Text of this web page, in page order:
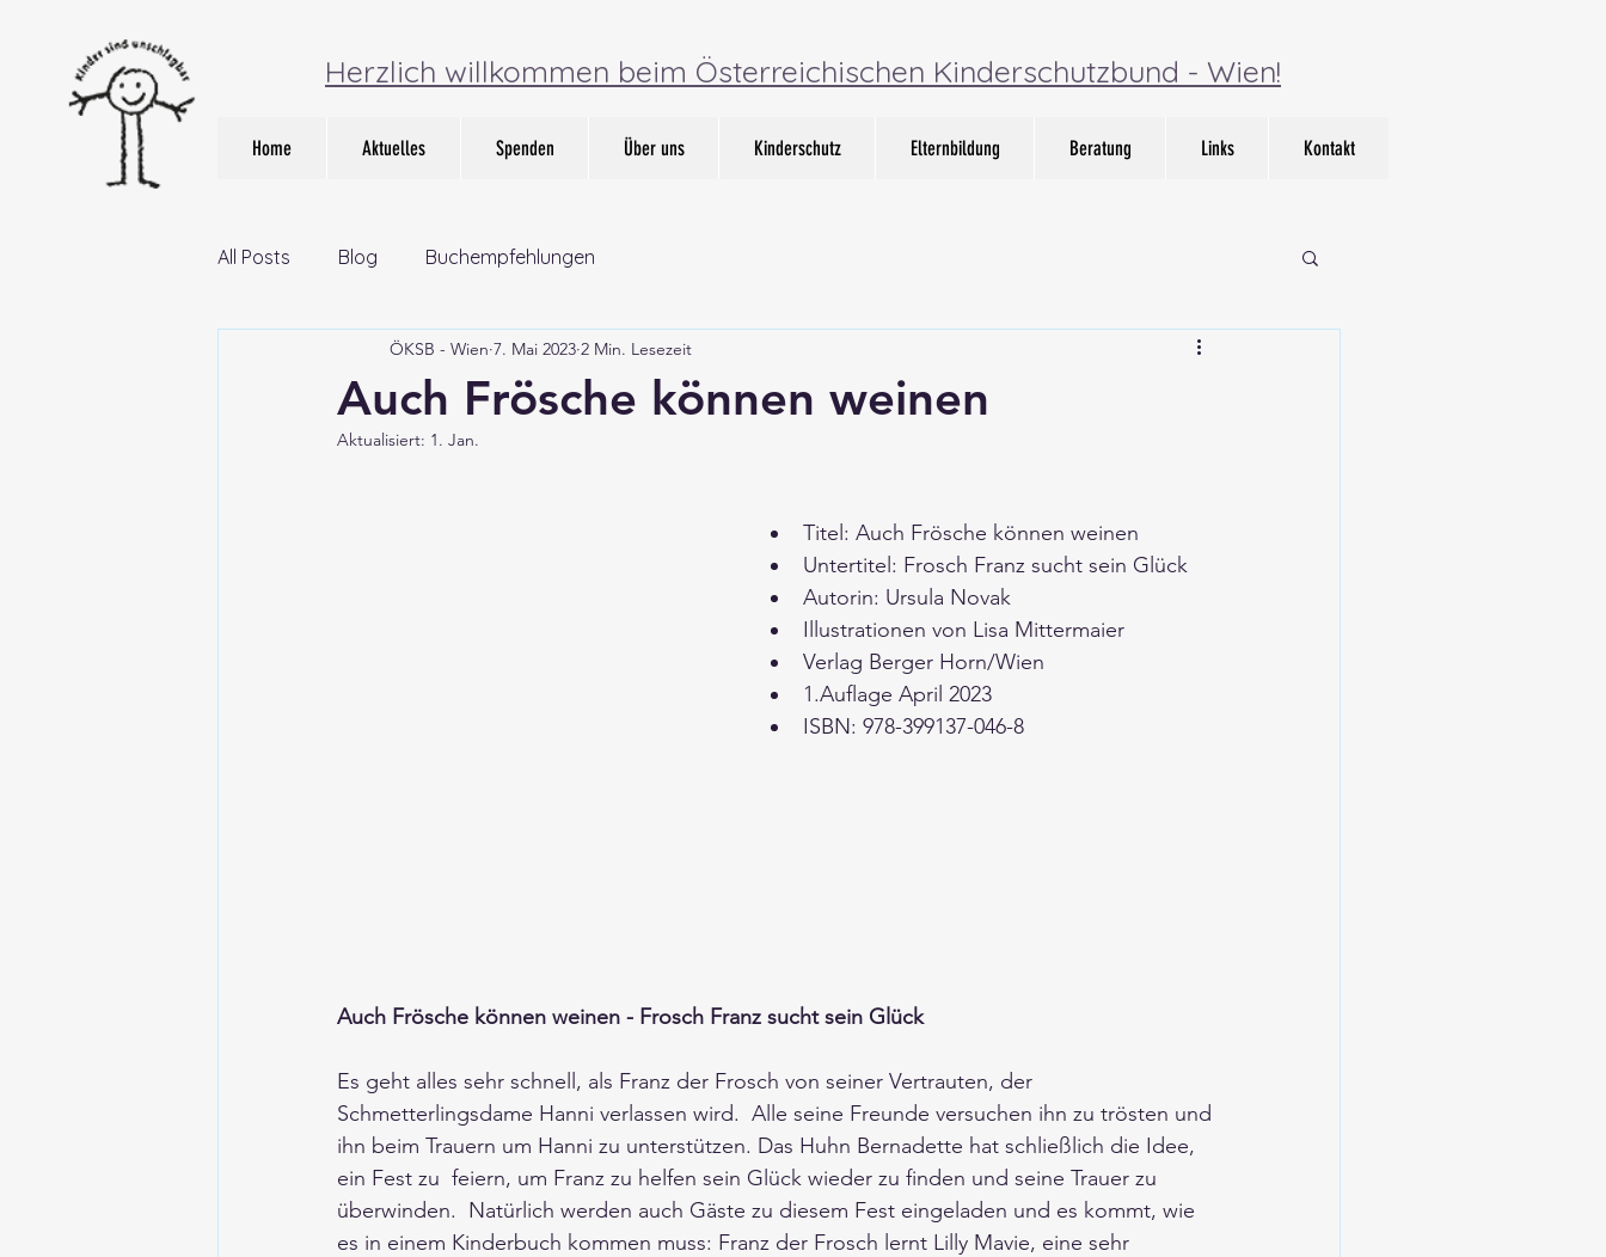
Herzlich willkommen beim Österreichischen Kinderschutzbund - Wien!
Home Aktuelles Spenden Über uns Kinderschutz Elternbildung Beratung Links Kontakt
All Posts Blog Buchempfehlungen
Auch Frösche können weinen
ÖKSB - Wien 7. Mai 2023 2 Min. Lesezeit
Aktualisiert: 1. Jan.
Titel: Auch Frösche können weinen
Untertitel: Frosch Franz sucht sein Glück
Autorin: Ursula Novak
Illustrationen von Lisa Mittermaier
Verlag Berger Horn/Wien
1.Auflage April 2023
ISBN: 978-399137-046-8
Auch Frösche können weinen - Frosch Franz sucht sein Glück
Es geht alles sehr schnell, als Franz der Frosch von seiner Vertrauten, der
Schmetterlingsdame Hanni verlassen wird.  Alle seine Freunde versuchen ihn zu trösten und
ihn beim Trauern um Hanni zu unterstützen. Das Huhn Bernadette hat schließlich die Idee,
ein Fest zu  feiern, um Franz zu helfen sein Glück wieder zu finden und seine Trauer zu
überwinden.  Natürlich werden auch Gäste zu diesem Fest eingeladen und es kommt, wie
es in einem Kinderbuch kommen muss: Franz der Frosch lernt Lilly Mavie, eine sehr